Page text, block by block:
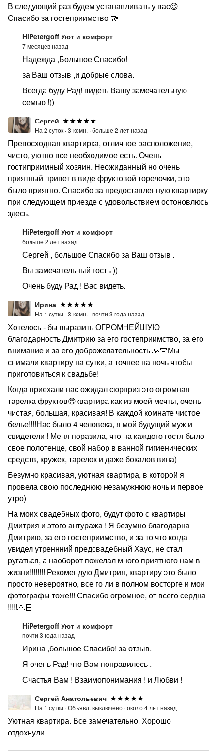
В следующий раз будем устанавливать у вас😉
Спасибо за гостеприимство 🤝
HiPetergoff Уют и комфорт
7 месяцев назад
Надежда ,Большое Спасибо!
за Ваш отзыв ,и добрые слова.
Всегда буду Рад! видеть Вашу замечательную
семью !))
Сергей
На 2 суток ·3-комн. ·больше 2 лет назад
Превосходная квартирка, отличное расположение,
чисто, уютно все необходимое есть. Очень
гостиприимный хозяин. Неожиданный но очень
приятный привет в виде фруктовой торелочки, это
было приятно. Спасибо за предоставленную квартирку
при следующем приезде с удовольствием остоновлюсь
здесь.
HiPetergoff Уют и комфорт
больше 2 лет назад
Сергей , большое Спасибо за Ваш отзыв .
Вы замечательный гость ))
Очень буду Рад ! Вас видеть.
Ирина
На 1 сутки ·3-комн. ·почти 3 года назад
Хотелось - бы выразить ОГРОМНЕЙШУЮ
благодарность Дмитрию за его гостеприимство, за его
внимание и за его доброжелательность 🙏🏻Мы
снимали квартиру на сутки, а точнее на ночь чтобы
приготовиться к свадьбе!
Когда приехали нас ожидал сюрприз это огромная
тарелка фруктов😍квартира как из моей мечты, очень
чистая, большая, красивая! В каждой комнате чистое
белье!!!!Нас было 4 человека, я мой будущий муж и
свидетели ! Меня поразила, что на каждого гостя было
свое полотенце, свой набор в ванной гигиенических
средств, кружек, тарелок и даже бокалов вина)
Безумно красивая, уютная квартира, в которой я
провела свою последнюю незамужнюю ночь и первое
утро)
На моих свадебных фото, будут фото с квартиры
Дмитрия и этого антуража ! Я безумно благодарна
Дмитрию, за его гостеприимство, и за то что когда
увидел утреннний предсвадебный Хаус, не стал
ругаться, а наоборот пожелал много приятного нам в
жизни!!!!!!!! Рекомендую Дмитрия, квартиру это было
просто невероятно, все го ли в полном восторге и мои
фотографы тоже!!! Спасибо огромное, от всего сердца
!!!!!🙏🏻
HiPetergoff Уют и комфорт
почти 3 года назад
Ирина ,большое Спасибо! за отзыв.
Я очень Рад! что Вам понравилось .
Счастья Вам ! Взаимопонимания ! и Любви !
Сергей Анатольевич
На 1 сутки ·Объявл. выключено ·около 4 лет назад
Уютная квартира. Все замечательно. Хорошо
отдохнули.